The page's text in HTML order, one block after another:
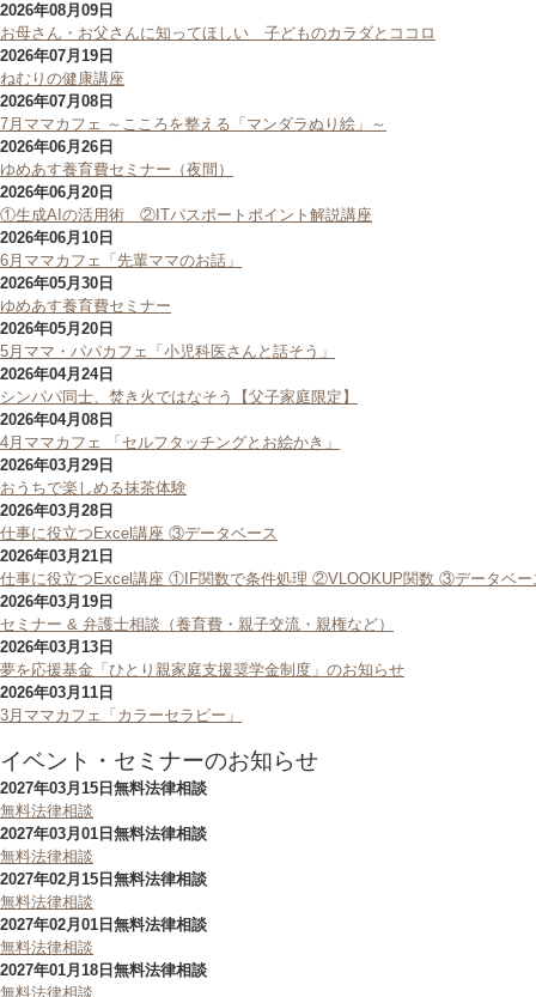
2026年08月09日
お母さん・お父さんに知ってほしい 子どものカラダとココロ
2026年07月19日
ねむりの健康講座
2026年07月08日
7月ママカフェ ～こころを整える「マンダラぬり絵」～
2026年06月26日
ゆめあす養育費セミナー（夜間）
2026年06月20日
①生成AIの活用術 ②ITパスポートポイント解説講座
2026年06月10日
6月ママカフェ「先輩ママのお話」
2026年05月30日
ゆめあす養育費セミナー
2026年05月20日
5月ママ・パパカフェ「小児科医さんと話そう」
2026年04月24日
シンパパ同士、焚き火ではなそう【父子家庭限定】
2026年04月08日
4月ママカフェ 「セルフタッチングとお絵かき」
2026年03月29日
おうちで楽しめる抹茶体験
2026年03月28日
仕事に役立つExcel講座 ③データベース
2026年03月21日
仕事に役立つExcel講座 ①IF関数で条件処理 ②VLOOKUP関数 ③データベー
2026年03月19日
セミナー & 弁護士相談（養育費・親子交流・親権など）
2026年03月13日
夢を応援基金「ひとり親家庭支援奨学金制度」のお知らせ
2026年03月11日
3月ママカフェ「カラーセラピー」
イベント・セミナーのお知らせ
2027年03月15日 無料法律相談
無料法律相談
2027年03月01日 無料法律相談
無料法律相談
2027年02月15日 無料法律相談
無料法律相談
2027年02月01日 無料法律相談
無料法律相談
2027年01月18日 無料法律相談
無料法律相談